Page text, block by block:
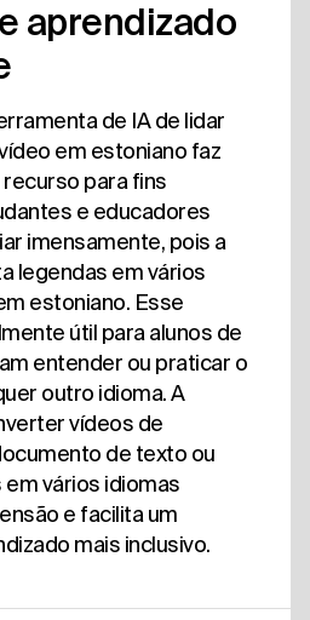
aprendizado
de IA de lidar
em estoniano faz
para fins
e educadores
imensamente, pois a
legendas em vários
estoniano. Esse
útil para alunos de
entender ou praticar o
outro idioma. A
vídeos de
de texto ou
vários idiomas
e facilita um
mais inclusivo.